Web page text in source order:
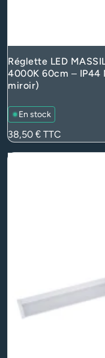
Réglette LED
4000K 60cm – IP44
miroir)
En stock
Prix
38,50 € TTC